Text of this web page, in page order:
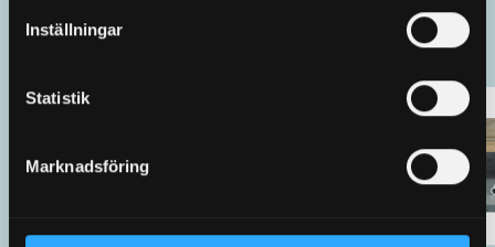
Inställningar
Statistik
Marknadsföring
Järjestelmämme